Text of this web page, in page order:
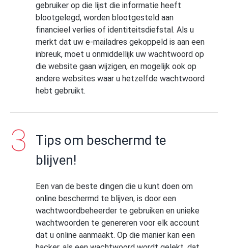
gebruiker op die lijst die informatie heeft
blootgelegd, worden blootgesteld aan
financieel verlies of identiteitsdiefstal. Als u
merkt dat uw e-mailadres gekoppeld is aan een
inbreuk, moet u onmiddellijk uw wachtwoord op
die website gaan wijzigen, en mogelijk ook op
andere websites waar u hetzelfde wachtwoord
hebt gebruikt.
Tips om beschermd te
blijven!
Een van de beste dingen die u kunt doen om
online beschermd te blijven, is door een
wachtwoordbeheerder te gebruiken en unieke
wachtwoorden te genereren voor elk account
dat u online aanmaakt. Op die manier kan een